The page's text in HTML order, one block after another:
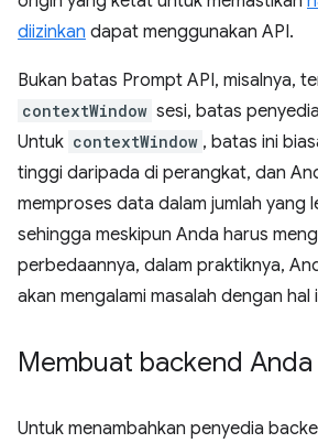
diizinkan dapat menggunakan API.
Bukan batas Prompt API, misalnya,
contextWindow sesi, batas
Untuk contextWindow , batas ini
tinggi daripada di perangkat, dan
memproses data dalam jumlah yang
sehingga meskipun Anda harus
perbedaannya, dalam praktiknya,
akan mengalami masalah dengan hal
Membuat backend
Untuk menambahkan penyedia